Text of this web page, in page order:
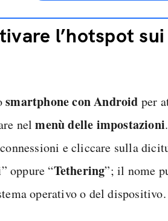
l’hotspot
smartphone con Android per
nel menù delle impostazioni
e cliccare sulla
” oppure “Tethering”; il nome
operativo o del dispositivo.